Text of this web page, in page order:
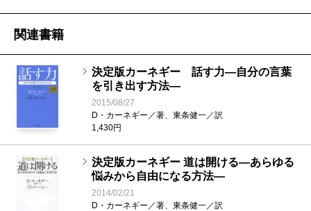
版されてきました。しかし、残念ながら、現在流通し
ているのは、正確にはカーネギー自身の本ではありま
せん。彼の死後かなり経ってから、夫人がもともとの
原稿を削除したり、加筆したりして、「改訂版」とし
て出版したものです。カーネギーの存命中には活躍し
ていなかった、歌手スティービー・ワンダーのエピソ
ードまで加えられました。
私が初めて『人を動かす』を読んだのは大学生の時
関連書籍
決定版カーネギー 話す力―自分の言葉
を引き出す方法―
2015/08/27
D・カーネギー／著、東条健一／訳
1,430円
決定版カーネギー 道は開ける―あらゆる
悩みから自由になる方法―
2014/02/21
D・カーネギー／著、東条健一／訳